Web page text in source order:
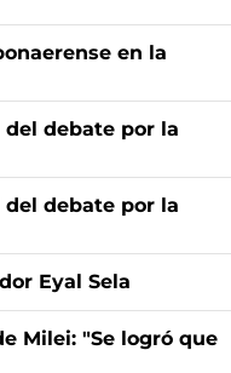
en la
debate por la
debate por la
Eyal Sela
Milei: "Se logró que